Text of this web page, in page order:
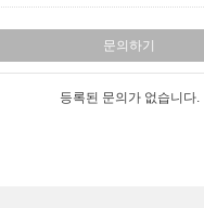
문의하기
등록된 문의가 없습니다.